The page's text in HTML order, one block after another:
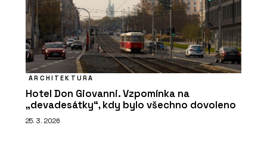
ARCHITEKTURA
Hotel Don Giovanni. Vzpomínka na
„devadesátky“, kdy bylo všechno dovoleno
25. 3. 2026